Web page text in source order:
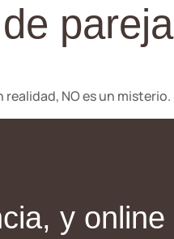
pareja
NO es un misterio.
y online